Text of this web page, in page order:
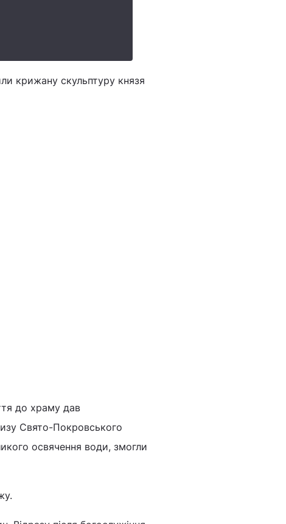
крижану скульптуру князя
до храму дав
Свято-Покровського
освячення води, змогли